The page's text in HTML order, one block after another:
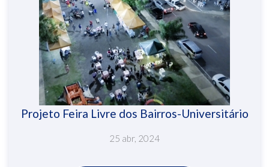
Projeto Feira Livre dos Bairros-Universitário
25 abr, 2024